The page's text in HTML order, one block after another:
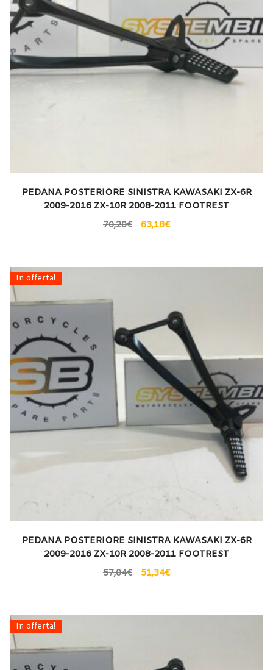
PEDANA POSTERIORE SINISTRA KAWASAKI ZX-6R
2009-2016 ZX-10R 2008-2011 FOOTREST
70,20€ 63,18€
In offerta!
PEDANA POSTERIORE SINISTRA KAWASAKI ZX-6R
2009-2016 ZX-10R 2008-2011 FOOTREST
57,04€ 51,34€
In offerta!